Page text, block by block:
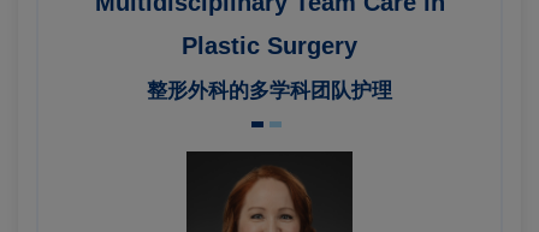
Plastic Surgery
整形外科的多学科团队护理